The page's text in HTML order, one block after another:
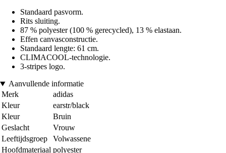
Standaard pasvorm.
Rits sluiting.
87 % polyester (100 % gerecycled), 13 % elastaan.
Effen canvasconstructie.
Standaard lengte: 61 cm.
CLIMACOOL-technologie.
3-stripes logo.
Aanvullende informatie
Merk
adidas
Kleur
earstr/black
Kleur
Bruin
Geslacht
Vrouw
Leeftijdsgroep
Volwassene
Hoofdmateriaal polyester